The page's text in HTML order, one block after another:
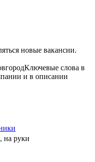
новые вакансии.
Ключевые слова в
и в описании
на руки